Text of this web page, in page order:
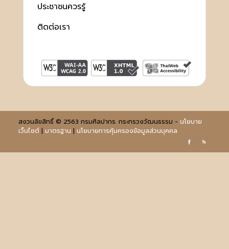
ประชาชนควรรู้
ติดต่อเรา
สงวนลิขสิทธิ์ © 2563 กรมศิลปากร. กระทรวงวัฒนธรรม - นโยบาย
เว็บไซต์| มาตรฐาน | นโยบายการคุ้มครองข้อมูลส่วนบุคคล